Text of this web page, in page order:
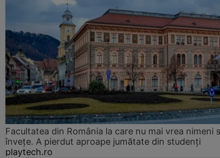
Facultatea din România la care nu mai vrea nimeni
înveţe. A pierdut aproape jumătate din studenţi
playtech.ro